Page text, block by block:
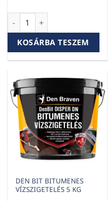
Aqua Pro Solo 1
KOSÁRBA TESZEM
DEN BIT BITUMENES
VÍZSZIGETELÉS 5 KG